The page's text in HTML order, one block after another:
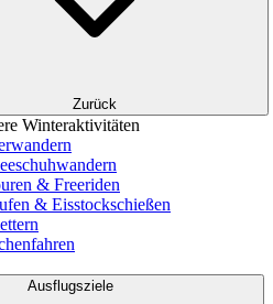
Zurück
Winteraktivitäten
& Freeriden
& Eisstockschießen
Ausflugsziele